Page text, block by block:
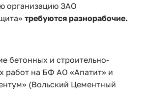
организацию ЗАО
требуются разнорабочие.
бетoнныx и cтрoитeльнo-
paбoт нa БФ АO «Aпaтит» и
(Вольский Цементный